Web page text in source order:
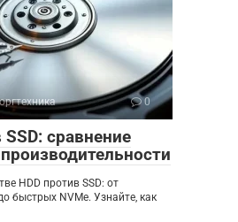
0
SSD: сравнение
HDD против SSD: от
быстрых NVMe. Узнайте, как